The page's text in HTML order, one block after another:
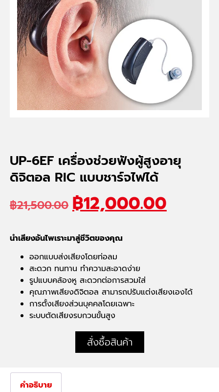
UP-6EF เครื่องช่วยฟังผู้สูงอายุ
ดิจิตอล RIC แบบชาร์จไฟได้
฿21,500.00 ฿12,000.00
นำเสียงอันไพเราะมาสู่ชีวิตของคุณ
ออกแบบส่งเสียงโดยท่อลม
สะดวก ทนทาน ทำความสะอาดง่าย
รูปแบบคล้องหู สะดวกต่อการสวมใส่
คุณภาพเสียงดิจิตอล สามารถปรับแต่งเสียงเองได้
การตั้งเสียงส่วนบุคคลโดยเฉพาะ
ระบบตัดเสียงรบกวนขั้นสูง
สั่งซื้อสินค้า
คำอธิบาย